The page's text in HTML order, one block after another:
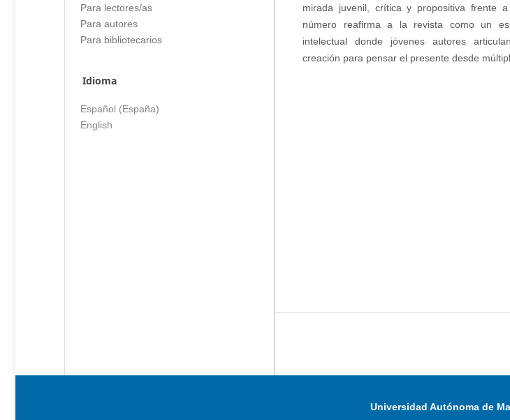
mirada juvenil, crítica y propositiva frente
número reafirma a la revista como un
intelectual donde jóvenes autores
creación para pensar el presente desde
Para lectores/as
Para autores
Para bibliotecarios
Idioma
Español (España)
English
Universidad Autónoma de